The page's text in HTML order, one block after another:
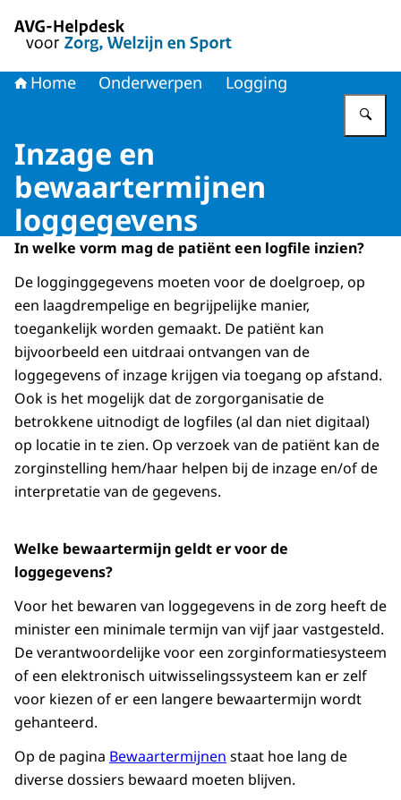
Home Onderwerpen Logging
Inzage en
bewaartermijnen
loggegevens
In welke vorm mag de patiënt een logfile inzien?
De logginggegevens moeten voor de doelgroep, op
een laagdrempelige en begrijpelijke manier,
toegankelijk worden gemaakt. De patiënt kan
bijvoorbeeld een uitdraai ontvangen van de
loggegevens of inzage krijgen via toegang op afstand.
Ook is het mogelijk dat de zorgorganisatie de
betrokkene uitnodigt de logfiles (al dan niet digitaal)
op locatie in te zien. Op verzoek van de patiënt kan de
zorginstelling hem/haar helpen bij de inzage en/of de
interpretatie van de gegevens.
Welke bewaartermijn geldt er voor de
loggegevens?
Voor het bewaren van loggegevens in de zorg heeft de
minister een minimale termijn van vijf jaar vastgesteld.
De verantwoordelijke voor een zorginformatiesysteem
of een elektronisch uitwisselingssysteem kan er zelf
voor kiezen of er een langere bewaartermijn wordt
gehanteerd.
Op de pagina Bewaartermijnen staat hoe lang de
diverse dossiers bewaard moeten blijven.